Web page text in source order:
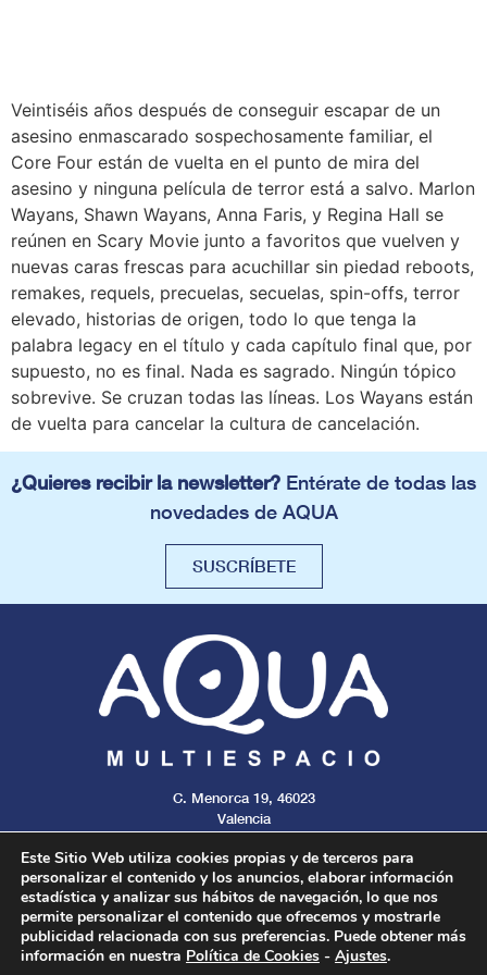
Veintiséis años después de conseguir escapar de un
asesino enmascarado sospechosamente familiar, el
Core Four están de vuelta en el punto de mira del
asesino y ninguna película de terror está a salvo. Marlon
Wayans, Shawn Wayans, Anna Faris, y Regina Hall se
reúnen en Scary Movie junto a favoritos que vuelven y
nuevas caras frescas para acuchillar sin piedad reboots,
remakes, requels, precuelas, secuelas, spin-offs, terror
elevado, historias de origen, todo lo que tenga la
palabra legacy en el título y cada capítulo final que, por
supuesto, no es final. Nada es sagrado. Ningún tópico
sobrevive. Se cruzan todas las líneas. Los Wayans están
de vuelta para cancelar la cultura de cancelación.
¿Quieres recibir la newsletter? Entérate de todas las
novedades de AQUA
SUSCRÍBETE
C. Menorca 19, 46023
Valencia
Aviso legal Cookies Privacidad
Este Sitio Web utiliza cookies propias y de terceros para
personalizar el contenido y los anuncios, elaborar información
estadística y analizar sus hábitos de navegación, lo que nos
permite personalizar el contenido que ofrecemos y mostrarle
publicidad relacionada con sus preferencias. Puede obtener más
información en nuestra Política de Cookies - Ajustes.